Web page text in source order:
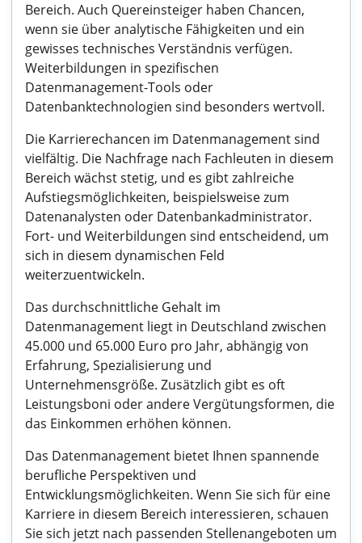
Bereich. Auch Quereinsteiger haben Chancen,
wenn sie über analytische Fähigkeiten und ein
gewisses technisches Verständnis verfügen.
Weiterbildungen in spezifischen
Datenmanagement-Tools oder
Datenbanktechnologien sind besonders wertvoll.
Die Karrierechancen im Datenmanagement sind
vielfältig. Die Nachfrage nach Fachleuten in diesem
Bereich wächst stetig, und es gibt zahlreiche
Aufstiegsmöglichkeiten, beispielsweise zum
Datenanalysten oder Datenbankadministrator.
Fort- und Weiterbildungen sind entscheidend, um
sich in diesem dynamischen Feld
weiterzuentwickeln.
Das durchschnittliche Gehalt im
Datenmanagement liegt in Deutschland zwischen
45.000 und 65.000 Euro pro Jahr, abhängig von
Erfahrung, Spezialisierung und
Unternehmensgröße. Zusätzlich gibt es oft
Leistungsboni oder andere Vergütungsformen, die
das Einkommen erhöhen können.
Das Datenmanagement bietet Ihnen spannende
berufliche Perspektiven und
Entwicklungsmöglichkeiten. Wenn Sie sich für eine
Karriere in diesem Bereich interessieren, schauen
Sie sich jetzt nach passenden Stellenangeboten um